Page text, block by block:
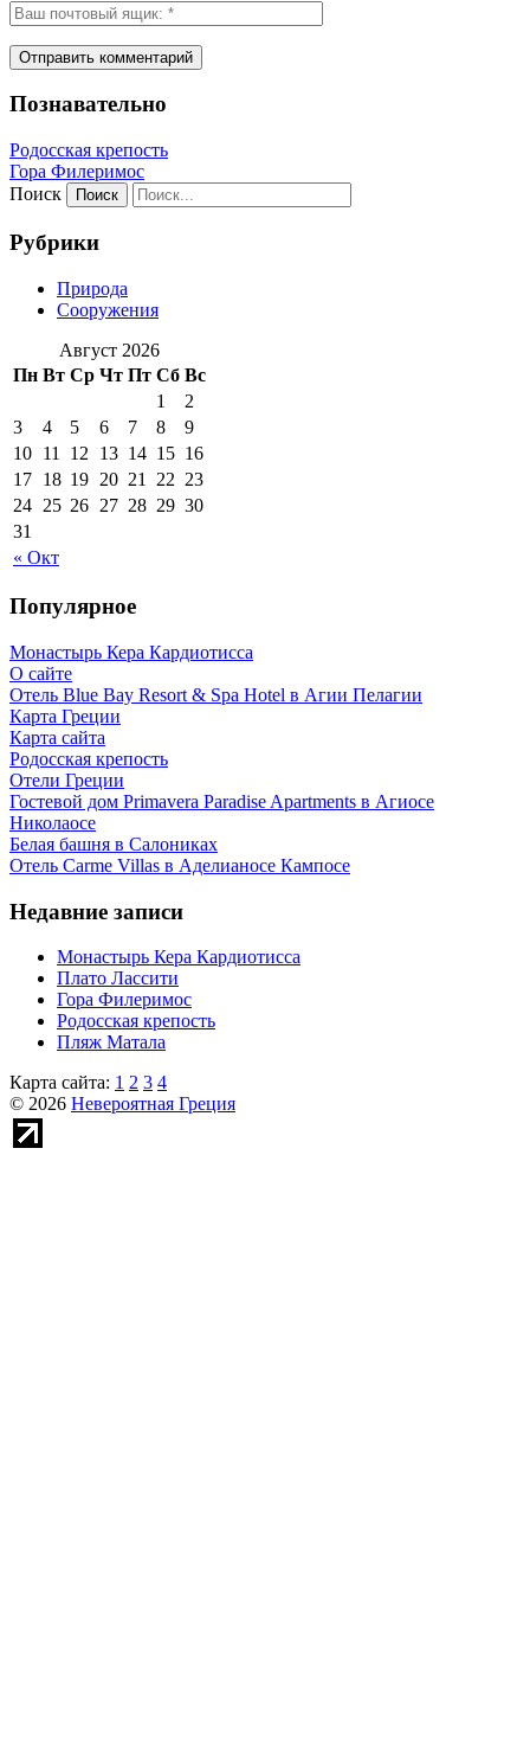
Познавательно
Родосская крепость
Гора Филеримос
Поиск
Рубрики
Природа
Сооружения
Август 2026
Пн Вт Ср Чт Пт Сб Вс
« Окт
1
2
3
4 5 6 7 8
9
10 11 12 13 14 15 16
17 18 19 20 21 22 23
24 25 26 27 28 29 30
31
Популярное
Монастырь Кера Кардиотисса
О сайте
Отель Blue Bay Resort & Spa Hotel в Агии Пелагии
Карта Греции
Карта сайта
Родосская крепость
Отели Греции
Гостевой дом Primavera Paradise Apartments в Агиосе
Николаосе
Белая башня в Салониках
Отель Carme Villas в Аделианосе Кампосе
Недавние записи
Монастырь Кера Кардиотисса
Плато Лассити
Гора Филеримос
Родосская крепость
Пляж Матала
Карта сайта: 1 2 3 4
© 2026 Невероятная Греция